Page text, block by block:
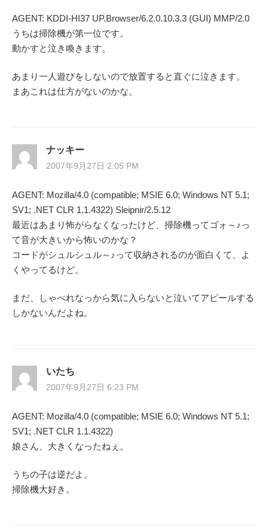
シ
ョ
ン
AGENT: KDDI-HI37 UP.Browser/6.2.0.10.3.3 (GUI) MMP/2.0
うちは掃除機が第一位です。
動かすと泣き喚きます。
あまり一人遊びをしないので放置すると直ぐに泣きます。
まあこれは仕方がないのかな。
ナッキー
2007年9月27日 2:05 PM
AGENT: Mozilla/4.0 (compatible; MSIE 6.0; Windows NT 5.1;
SV1; .NET CLR 1.1.4322) Sleipnir/2.5.12
最近はあまり怖がらなくなったけど、掃除機ってゴォ～♪っ
て音が大きいから怖いのかな？
コードがシュルシュル～♪って収納されるのが面白くて、よ
くやってるけど。
まだ、しゃべれなっから気に入らないと泣いてアピールする
しかないんだよね。
いたち
2007年9月27日 6:23 PM
AGENT: Mozilla/4.0 (compatible; MSIE 6.0; Windows NT 5.1;
SV1; .NET CLR 1.1.4322)
娘さん、大きくなったねぇ。
うちの子は逆だよ。
掃除機大好き。